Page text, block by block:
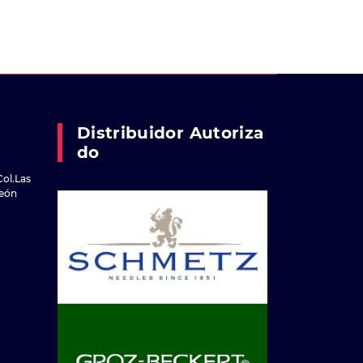
Distribuidor Autoriza
Do